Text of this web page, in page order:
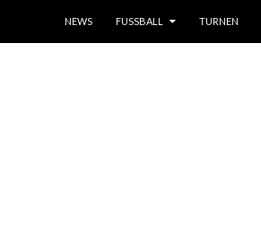
NEWS
FUSSBALL TURNEN